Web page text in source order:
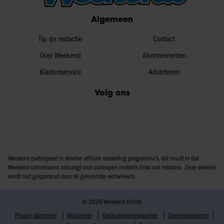
partners kunnen deze gegevens combineren met andere
informatie die u aan ze heeft verstrekt of die ze hebben
gaat akkoord met onze cookies als u onze website blijft
gebruiken.
Algemeen
Tip de redactie
Over Weekend
Klantenservice
Contact
Abonnementen
Adverteren
Volg ons
Weekend participeert in diverse affiliate marketing programma’s, dat houdt in dat
Weekend commissies ontvangt voor aankopen middels links van retailers. Deze website
wordt niet gesponsord door de genoemde webwinkels.
© 2026 Weekend Online
Privacy statement
Disclaimer Gebruikersvoorwaarden
Spelvoorwaarden